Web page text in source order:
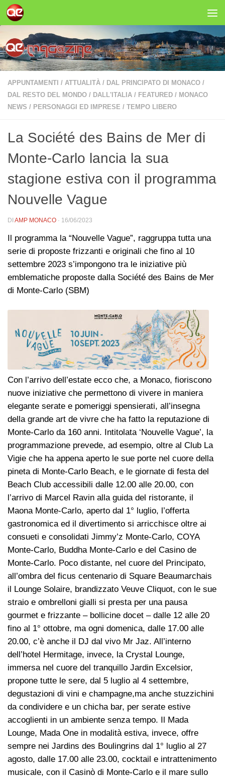
Salta al contenuto
APPUNTAMENTI / ATTUALITÀ / DAL PRINCIPATO DI MONACO /
DAL RESTO DEL MONDO / DALL'ITALIA / FEATURED / MONACO
NEWS / PERSONAGGI ED IMPRESE / TEMPO LIBERO
La Société des Bains de Mer di
Monte-Carlo lancia la sua
stagione estiva con il programma
Nouvelle Vague
DI AMP MONACO · 16/06/2023
Il programma la “Nouvelle Vague”, raggruppa tutta una
serie di proposte frizzanti e originali che fino al 10
settembre 2023 s’impongono tra le iniziative più
emblematiche proposte dalla Société des Bains de Mer
di Monte-Carlo (SBM)
Con l’arrivo dell’estate ecco che, a Monaco, fioriscono
nuove iniziative che permettono di vivere in maniera
elegante serate e pomeriggi spensierati, all’insegna
della grande art de vivre che ha fatto la reputazione di
Monte-Carlo da 160 anni. Intitolata ‘Nouvelle Vague’, la
programmazione prevede, ad esempio, oltre al Club La
Vigie che ha appena aperto le sue porte nel cuore della
pineta di Monte-Carlo Beach, e le giornate di festa del
Beach Club accessibili dalle 12.00 alle 20.00, con
l’arrivo di Marcel Ravin alla guida del ristorante, il
Maona Monte-Carlo, aperto dal 1° luglio, l’offerta
gastronomica ed il divertimento si arricchisce oltre ai
consueti e consolidati Jimmy’z Monte-Carlo, COYA
Monte-Carlo, Buddha Monte-Carlo e del Casino de
Monte-Carlo. Poco distante, nel cuore del Principato,
all’ombra del ficus centenario di Square Beaumarchais
il Lounge Solaire, brandizzato Veuve Cliquot, con le sue
straio e ombrelloni gialli si presta per una pausa
gourmet e frizzante – bollicine docet – dalle 12 alle 20
fino al 1° ottobre, ma ogni domenica, dalle 17.00 alle
20.00, c’è anche il DJ dal vivo Mr Jaz. All’interno
dell’hotel Hermitage, invece, la Crystal Lounge,
immersa nel cuore del tranquillo Jardin Excelsior,
propone tutte le sere, dal 5 luglio al 4 settembre,
degustazioni di vini e champagne,ma anche stuzzichini
da condividere e un chicha bar, per serate estive
accoglienti in un ambiente senza tempo. Il Mada
Lounge, Mada One in modalità estiva, invece, offre
sempre nei Jardins des Boulingrins dal 1° luglio al 27
agosto, dalle 17.00 alle 23.00, cocktail e intrattenimento
musicale, con il Casinò di Monte-Carlo e il mare sullo